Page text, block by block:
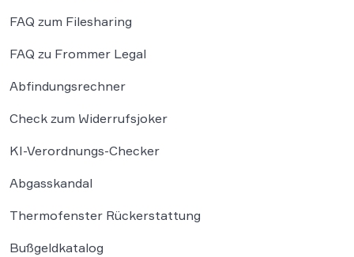
FAQ zum Filesharing
FAQ zu Frommer Legal
Abfindungsrechner
Check zum Widerrufsjoker
KI-Verordnungs-Checker
Abgasskandal
Thermofenster Rückerstattung
Bußgeldkatalog